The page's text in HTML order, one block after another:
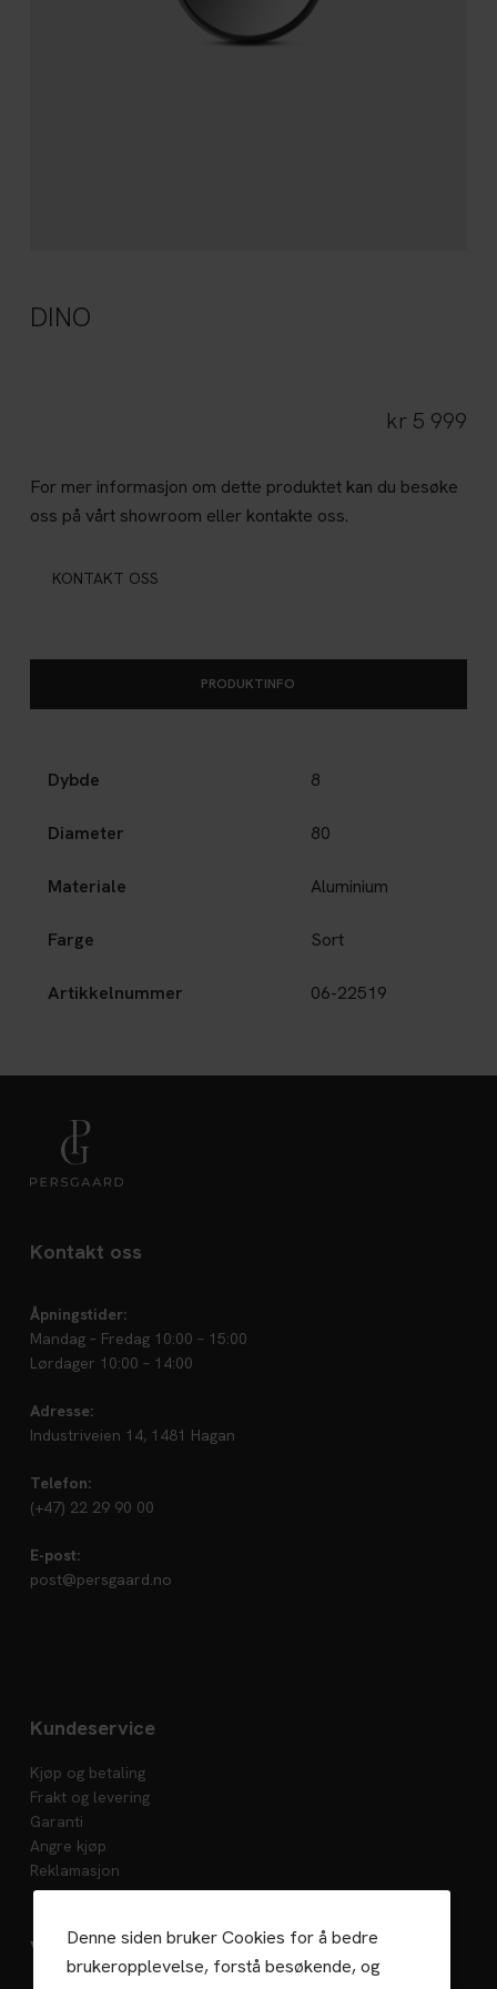
Denne siden bruker Cookies for å bedre
brukeropplevelse, forstå besøkende, og
DINO
kr 5 999
For mer informasjon om dette produktet kan du besøke
oss på vårt showroom eller kontakte oss.
KONTAKT OSS
PRODUKTINFO
Dybde 8
Diameter 80
Materiale Aluminium
Farge Sort
Artikkelnummer 06-22519
Kontakt oss
Åpningstider:
Mandag – Fredag 10:00 – 15:00
Lørdager 10:00 – 14:00
Adresse:
Industriveien 14, 1481 Hagan
Telefon:
(+47) 22 29 90 00
E-post:
post@persgaard.no
Kundeservice
Kjøp og betaling
Frakt og levering
Garanti
Angre kjøp
Reklamasjon
Vedlikehold